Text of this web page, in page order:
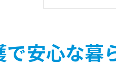
空調
住環境を守
住環
安心な暮